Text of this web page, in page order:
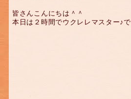
皆さんこんにちは＾＾
本日は２時間でウクレレマスター♪で